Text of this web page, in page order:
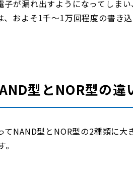
が漏れ出すようになってしま
およそ1千～1万回程度の書き
型とNOR型の違
NAND型とNOR型の2種類に大